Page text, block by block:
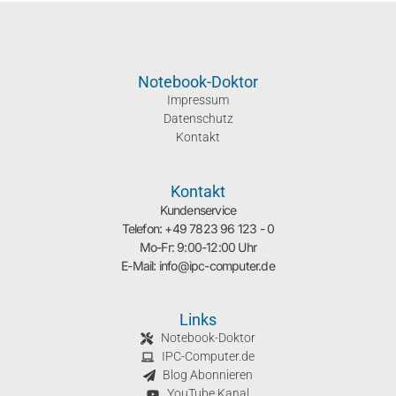
Notebook-Doktor
Impressum
Datenschutz
Kontakt
Kontakt
Kundenservice
Telefon: +49 7823 96 123 - 0
Mo-Fr: 9:00-12:00 Uhr
E-Mail: info@ipc-computer.de
Links
Notebook-Doktor
IPC-Computer.de
Blog Abonnieren